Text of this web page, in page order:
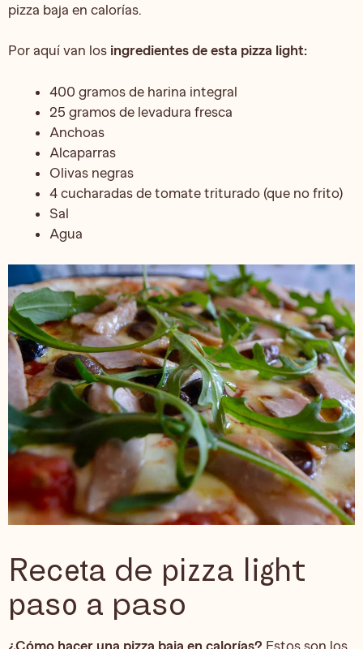
pizza baja en calorías.
Por aquí van los ingredientes de esta pizza light:
400 gramos de harina integral
25 gramos de levadura fresca
Anchoas
Alcaparras
Olivas negras
4 cucharadas de tomate triturado (que no frito)
Sal
Agua
Receta de pizza light
paso a paso
¿Cómo hacer una pizza baja en calorías? Estos son los